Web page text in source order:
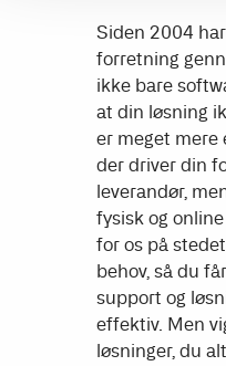
Siden 2004
forretning
ikke bare
at din løsning
er meget mere
der driver din
leverandør,
fysisk og
for os på
behov, så du
support og
effektiv. Men
løsninger, du